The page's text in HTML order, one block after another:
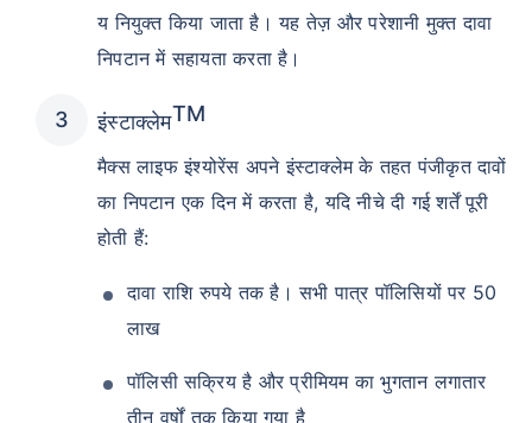
य नियुक्त किया जाता है। यह तेज़ और परेशानी मुक्त दावा
निपटान में सहायता करता है।
इंस्टाक्लेमTM
मैक्स लाइफ इंश्योरेंस अपने इंस्टाक्लेम के तहत पंजीकृत दावों
का निपटान एक दिन में करता है, यदि नीचे दी गई शर्तें पूरी
होती हैं:
दावा राशि रुपये तक है। सभी पात्र पॉलिसियों पर 50
लाख
पॉलिसी सक्रिय है और प्रीमियम का भुगतान लगातार
तीन वर्षों तक किया गया है
उम्र टर्म इंश्योरेंस प्रीमियम को
कैसे प्रभावित करती है
24 वर्ष 34 वर्ष